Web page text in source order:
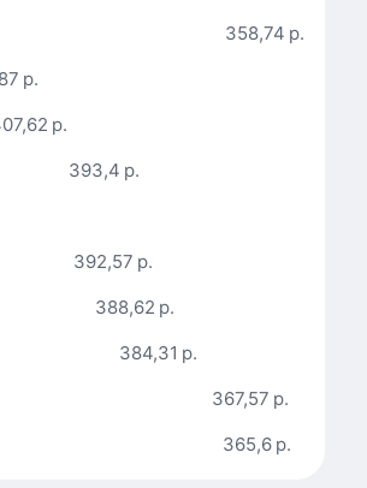
358,74 р.
р.
р.
393,4 р.
392,57 р.
388,62 р.
384,31 р.
367,57 р.
365,6 р.